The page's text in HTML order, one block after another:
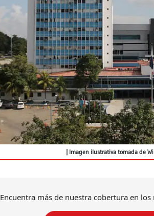
Imagen ilustrativa tomada de
Encuentra más de nuestra cobertura en